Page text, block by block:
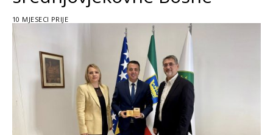
10 MJESECI PRIJE